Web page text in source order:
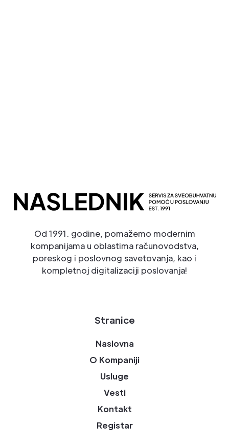
Od 1991. godine, pomažemo modernim
kompanijama u oblastima računovodstva,
poreskog i poslovnog savetovanja, kao i
kompletnoj digitalizaciji poslovanja!
Stranice
Naslovna
O Kompaniji
Usluge
Vesti
Kontakt
Registar